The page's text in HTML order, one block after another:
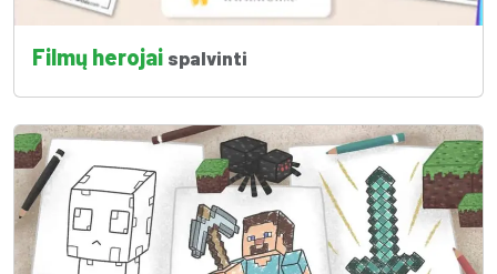
Filmų herojai spalvinti